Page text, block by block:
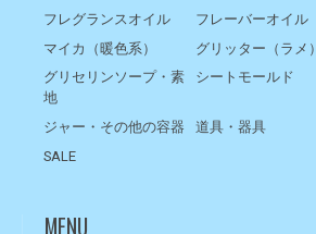
フレグランスオイル
フレーバーオイル
マイカ（暖色系）
グリッター（ラメ）
グリセリンソープ・素
地
シートモールド
ジャー・その他の容器 道具・器具
SALE
MENU